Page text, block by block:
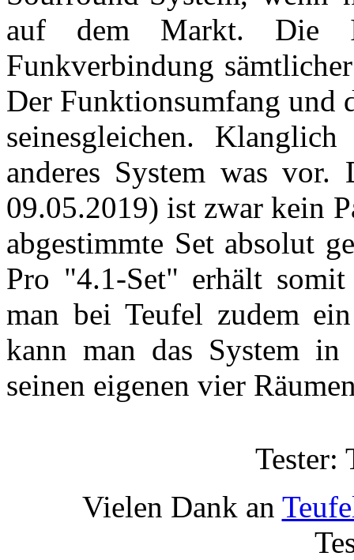
auf dem Markt. Die
Funkverbindung
Der Funktionsumfang und
seinesgleichen.
anderes System was
09.05.2019) ist zwar kein
abgestimmte Set absolut
Pro "4.1-Set" erhält
man bei Teufel zudem
kann man das System
seinen eigenen vier
Tester:
Vielen Dank an